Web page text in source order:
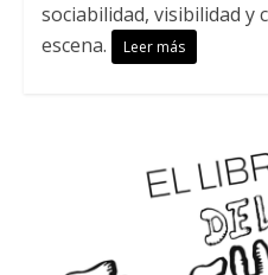
sociabilidad, visibilidad y
escena.
Leer más